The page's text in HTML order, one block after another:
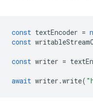
const textEncoder =
const
const writer =
await writer .write(